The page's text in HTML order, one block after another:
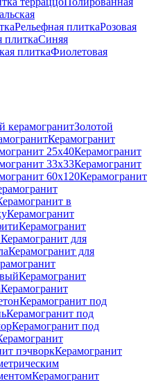
Рельефная плиткаРозовая
плиткаСиняя
плиткаФиолетовая
керамогранитЗолотой
Керамогранит
25x40Керамогранит
33x33Керамогранит
60x120Керамогранит
в
Керамогранит
Керамогранит
Керамогранит для
Керамогранит для
Керамогранит
Керамогранит
Керамогранит под
Керамогранит под
Керамогранит под
пэчворкКерамогранит
Керамогранит